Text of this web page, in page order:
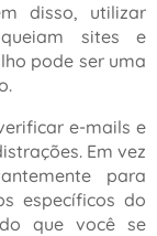
disso, utilizar
sites e
pode ser uma
e-mails e
Em vez
para
específicos do
que você se